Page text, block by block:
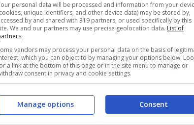
personal data will be processed and information from your
unique identifiers, and other device data) may be stored by,
by and shared with 319 partners, or used specifically by this
We and our partners may use precise geolocation data. List of
vendors may process your personal data on the basis of
which you can object to by managing your options below.
a link at the bottom of this page or in the site menu to manage or
consent in privacy and cookie settings.
Consent
Manage options